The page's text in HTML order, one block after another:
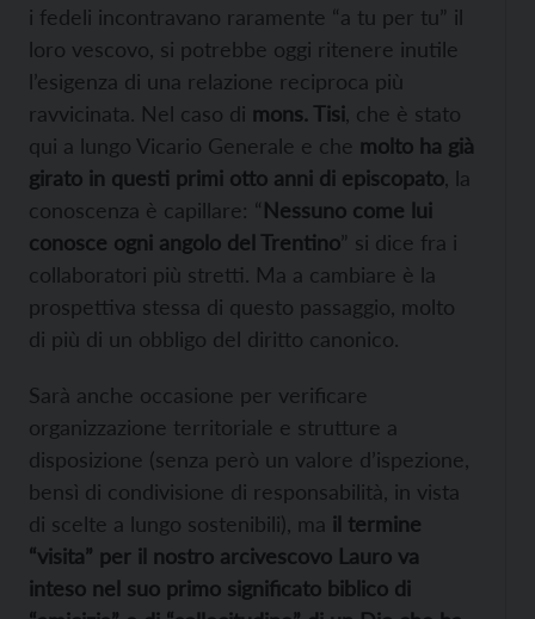
i fedeli incontravano raramente “a tu per tu” il
loro vescovo, si potrebbe oggi ritenere inutile
l’esigenza di una relazione reciproca più
ravvicinata. Nel caso di mons. Tisi, che è stato
qui a lungo Vicario Generale e che molto ha già
girato in questi primi otto anni di episcopato, la
conoscenza è capillare: “Nessuno come lui
conosce ogni angolo del Trentino” si dice fra i
collaboratori più stretti. Ma a cambiare è la
prospettiva stessa di questo passaggio, molto
di più di un obbligo del diritto canonico.
Sarà anche occasione per verificare
organizzazione territoriale e strutture a
disposizione (senza però un valore d’ispezione,
bensì di condivisione di responsabilità, in vista
di scelte a lungo sostenibili), ma il termine
“visita” per il nostro arcivescovo Lauro va
inteso nel suo primo significato biblico di